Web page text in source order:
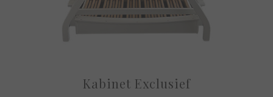
Kabinet Exclusief